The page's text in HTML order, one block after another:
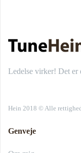
Ledelse virker! Det er
Hein 2018 © Alle
Genveje